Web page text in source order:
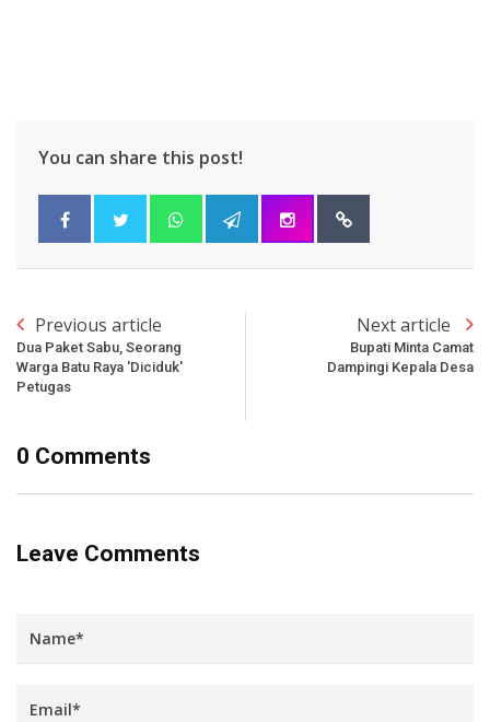
You can share this post!
Previous article
Dua Paket Sabu, Seorang
Warga Batu Raya 'Diciduk'
Petugas
Next article
Bupati Minta Camat
Dampingi Kepala Desa
0 Comments
Leave Comments